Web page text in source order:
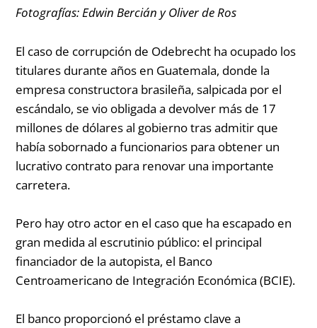
Fotografías: Edwin Bercián y Oliver de Ros
El caso de corrupción de Odebrecht ha ocupado los
titulares durante años en Guatemala, donde la
empresa constructora brasileña, salpicada por el
escándalo, se vio obligada a devolver más de 17
millones de dólares al gobierno tras admitir que
había sobornado a funcionarios para obtener un
lucrativo contrato para renovar una importante
carretera.
Pero hay otro actor en el caso que ha escapado en
gran medida al escrutinio público: el principal
financiador de la autopista, el Banco
Centroamericano de Integración Económica (BCIE).
El banco proporcionó el préstamo clave a